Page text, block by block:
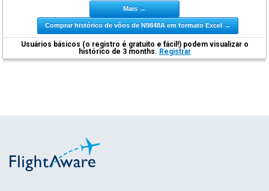
Mais →
Comprar histórico de vôos de N9848A em formato Excel →
Usuários básicos (o registro é gratuito e fácil!) podem visualizar o
histórico de 3 months. Registrar